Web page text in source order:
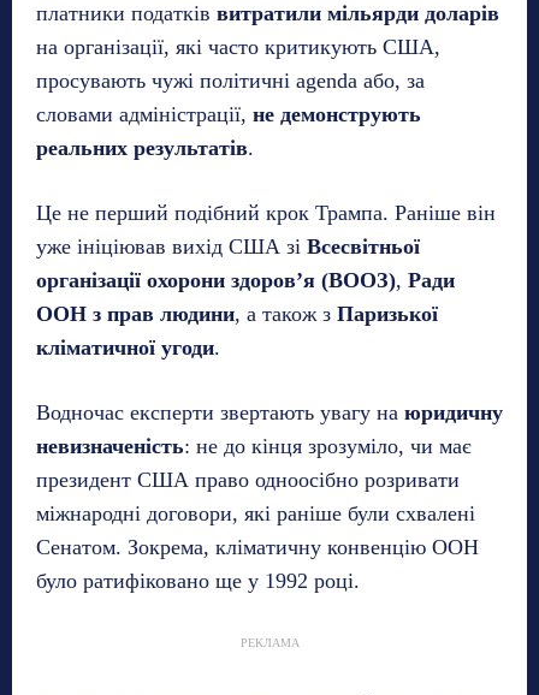
платники податків витратили мільярди доларів
на організації, які часто критикують США,
просувають чужі політичні agenda або, за
словами адміністрації, не демонструють
реальних результатів.
Це не перший подібний крок Трампа. Раніше він
уже ініціював вихід США зі Всесвітньої
організації охорони здоров’я (ВООЗ), Ради
ООН з прав людини, а також з Паризької
кліматичної угоди.
Водночас експерти звертають увагу на юридичну
невизначеність: не до кінця зрозуміло, чи має
президент США право одноосібно розривати
міжнародні договори, які раніше були схвалені
Сенатом. Зокрема, кліматичну конвенцію ООН
було ратифіковано ще у 1992 році.
РЕКЛАМА